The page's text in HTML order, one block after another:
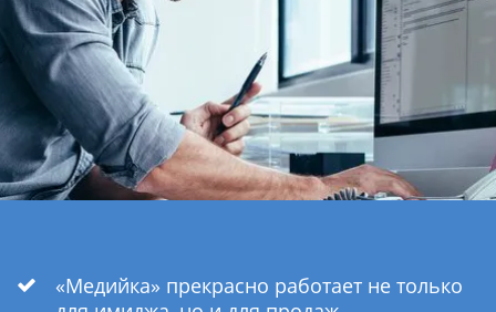
«Медийка» прекрасно работает не только